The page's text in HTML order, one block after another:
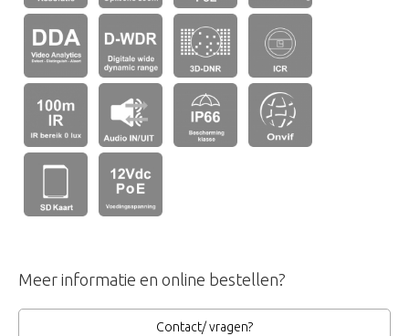
Meer informatie en online bestellen?
Contact/ vragen?